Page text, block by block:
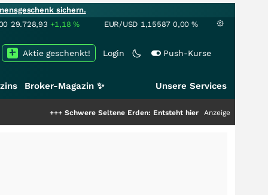
sichern.
29.728,93 +1,18% EUR/USD 1,15587 0,00 %
Login Push-Kurse
Aktie geschenkt!
Broker-Magazin ✨ Unsere Services
Schwere Seltene Erden: Entsteht hier die nächste Milliardenstory?
Anzeige